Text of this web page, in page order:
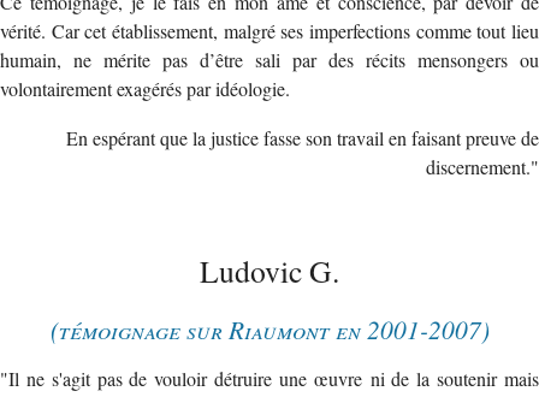
vérité. Car cet établissement, malgré ses imperfections comme tout lieu
humain, ne mérite pas d’être sali par des récits mensongers ou
volontairement exagérés par idéologie.
En espérant que la justice fasse son travail en faisant preuve de
discernement."
Ludovic G.
(témoignage sur Riaumont en 2001-2007)
"Il ne s'agit pas de vouloir détruire une œuvre ni de la soutenir mais